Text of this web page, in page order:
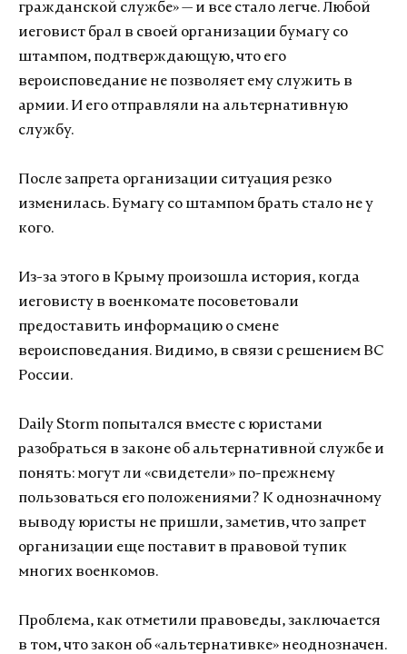
гражданской службе» — и все стало легче. Любой
иеговист брал в своей организации бумагу со
штампом, подтверждающую, что его
вероисповедание не позволяет ему служить в
армии. И его отправляли на альтернативную
службу.
После запрета организации ситуация резко
изменилась. Бумагу со штампом брать стало не у
кого.
Из-за этого в Крыму произошла история, когда
иеговисту в военкомате посоветовали
предоставить информацию о смене
вероисповедания. Видимо, в связи с решением ВС
России.
Daily Storm попытался вместе с юристами
разобраться в законе об альтернативной службе и
понять: могут ли «свидетели» по-прежнему
пользоваться его положениями? К однозначному
выводу юристы не пришли, заметив, что запрет
организации еще поставит в правовой тупик
многих военкомов.
Проблема, как отметили правоведы, заключается
в том, что закон об «альтернативке» неоднозначен.